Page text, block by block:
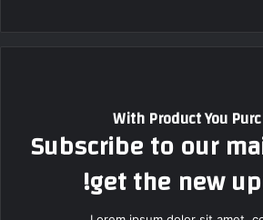
With Product You
Subscribe to our
get the new